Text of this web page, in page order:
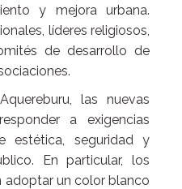
y mejora urbana.
líderes religiosos,
de desarrollo de
las nuevas
a exigencias
estética, seguridad y
En particular, los
adoptar un color blanco